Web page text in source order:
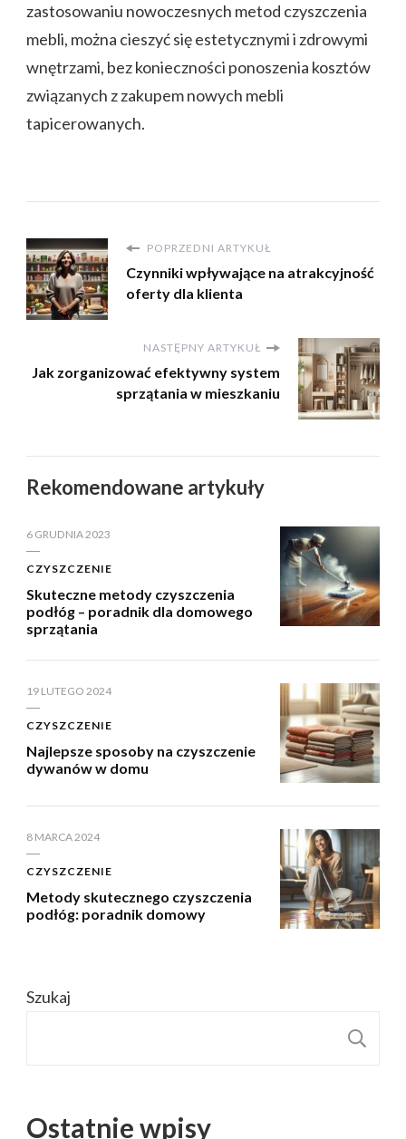
zastosowaniu nowoczesnych metod czyszczenia
mebli, można cieszyć się estetycznymi i zdrowymi
wnętrzami, bez konieczności ponoszenia kosztów
związanych z zakupem nowych mebli
tapicerowanych.
POPRZEDNI ARTYKUŁ
Czynniki wpływające na atrakcyjność
oferty dla klienta
NASTĘPNY ARTYKUŁ
Jak zorganizować efektywny system
sprzątania w mieszkaniu
Rekomendowane artykuły
6 GRUDNIA 2023
CZYSZCZENIE
Skuteczne metody czyszczenia
podłóg – poradnik dla domowego
sprzątania
19 LUTEGO 2024
CZYSZCZENIE
Najlepsze sposoby na czyszczenie
dywanów w domu
8 MARCA 2024
CZYSZCZENIE
Metody skutecznego czyszczenia
podłóg: poradnik domowy
Szukaj
Ostatnie wpisy